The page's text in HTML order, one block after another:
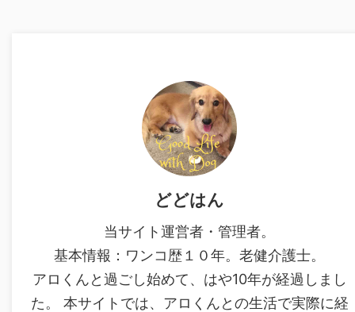
どどはん
当サイト運営者・管理者。
基本情報：ワンコ歴１０年。老健介護士。
アロくんと過ごし始めて、はや10年が経過しまし
た。 本サイトでは、アロくんとの生活で実際に経